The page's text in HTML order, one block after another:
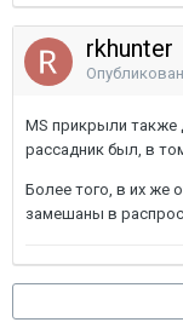
rkhunter
MS прикрыли также
рассадник был, в
Более того, в их же
замешаны в